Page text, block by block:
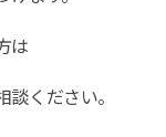
は
ください。